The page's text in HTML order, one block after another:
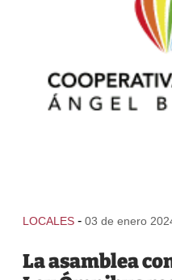
LOCALES - 03 de enero
La asamblea